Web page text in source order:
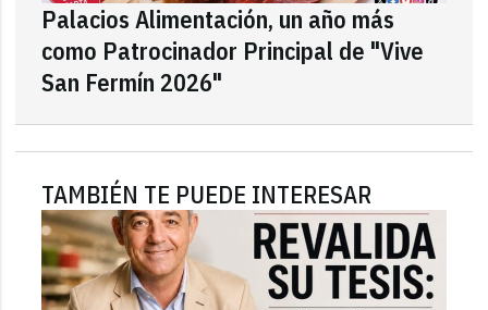
Palacios Alimentación, un año más
como Patrocinador Principal de "Vive
San Fermín 2026"
TAMBIÉN TE PUEDE INTERESAR